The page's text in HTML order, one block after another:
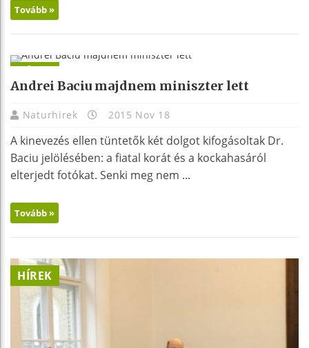
Tovább »
Andrei Baciu majdnem miniszter lett
Naturhirek 2015 Nov 18
A kinevezés ellen tüntetők két dolgot kifogásoltak Dr.
Baciu jelölésében: a fiatal korát és a kockahasáról
elterjedt fotókat. Senki meg nem ...
Tovább »
HÍREK